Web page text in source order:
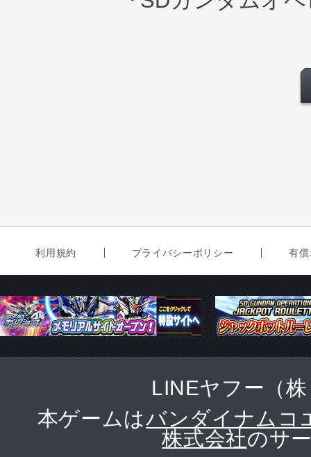
利用規約 プライバシーポリシー 有
LINEヤフー（
本ゲームはバンダイナムコ
株式会社のサ